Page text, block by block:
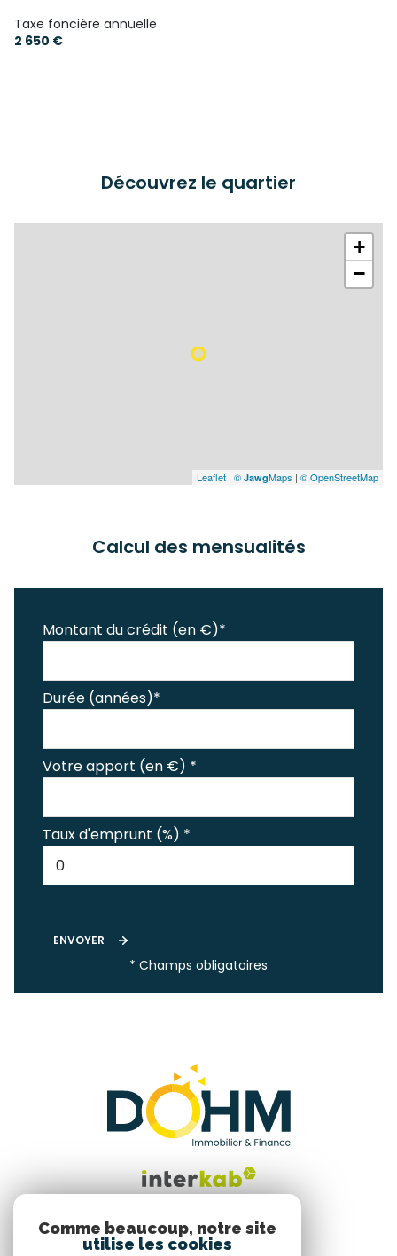
Taxe foncière annuelle
2 650 €
Découvrez le quartier
+
−
Leaflet | © JawgMaps | © OpenStreetMap
Calcul des mensualités
Montant du crédit (en €)*
Durée (années)*
Votre apport (en €) *
Taux d'emprunt (%) *
ENVOYER
* Champs obligatoires
Nous suivre
Comme beaucoup, notre site
utilise les cookies